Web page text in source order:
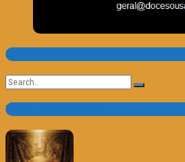
Pesquisa
Search
for:
Trailer e Poster do Dia